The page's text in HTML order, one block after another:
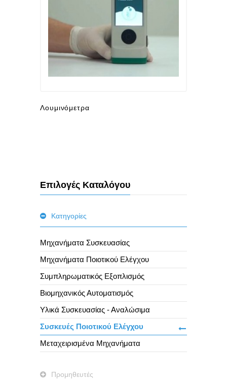
Λουμινόμετρα
Επιλογές Καταλόγου
Κατηγορίες
Μηχανήματα Συσκευασίας
Μηχανήματα Ποιοτικού Ελέγχου
Συμπληρωματικός Εξοπλισμός
Βιομηχανικός Αυτοματισμός
Υλικά Συσκευασίας - Αναλώσιμα
Συσκευές Ποιοτικού Ελέγχου
Μεταχειρισμένα Μηχανήματα
Προμηθευτές